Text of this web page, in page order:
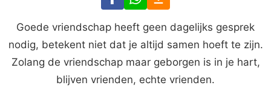
Goede vriendschap heeft geen dagelijks gesprek
nodig, betekent niet dat je altijd samen hoeft te zijn.
Zolang de vriendschap maar geborgen is in je hart,
blijven vrienden, echte vrienden.